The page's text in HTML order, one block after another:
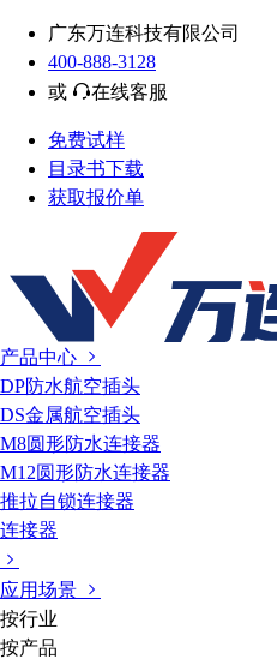
广东万连科技有限公司
400-888-3128
或
在线客服
免费试样
目录书下载
获取报价单
产品中心
DP防水航空插头
DS金属航空插头
M8圆形防水连接器
M12圆形防水连接器
推拉自锁连接器
连接器
应用场景
按行业
按产品